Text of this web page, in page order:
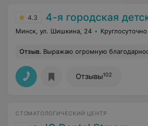
4.3 4-я городская
Минск, ул. Шишкина, 24 Круглосуточно
Отзыв. Выражаю огромную благодарность Синице Юлии Николаевне!Привезли ребенка с опухшей губой, температурой- 1 год и 7 месяцев,очень переживали как такому маленькому
Отзывы102
СТОМАТОЛОГИЧЕСКИЙ ЦЕНТР